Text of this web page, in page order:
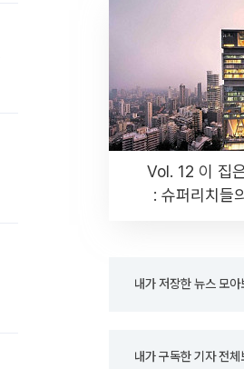
Vol. 12 이 집
: 슈퍼리치들
내가 저장한 뉴스 모아
내가 구독한 기자 전체